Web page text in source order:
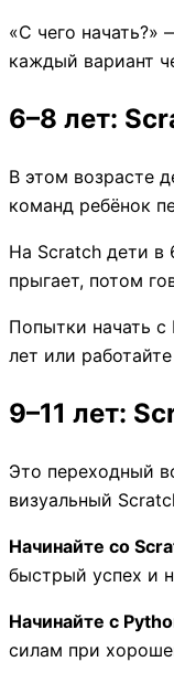
«С чего
каждый вариант
6–8 лет:
В этом возрасте
команд ребёнок
На Scratch дети в
прыгает, потом
Попытки начать с
лет или
9–11 лет:
Это переходный
визуальный
Начинайте со
быстрый успех и
Начинайте с
силам при